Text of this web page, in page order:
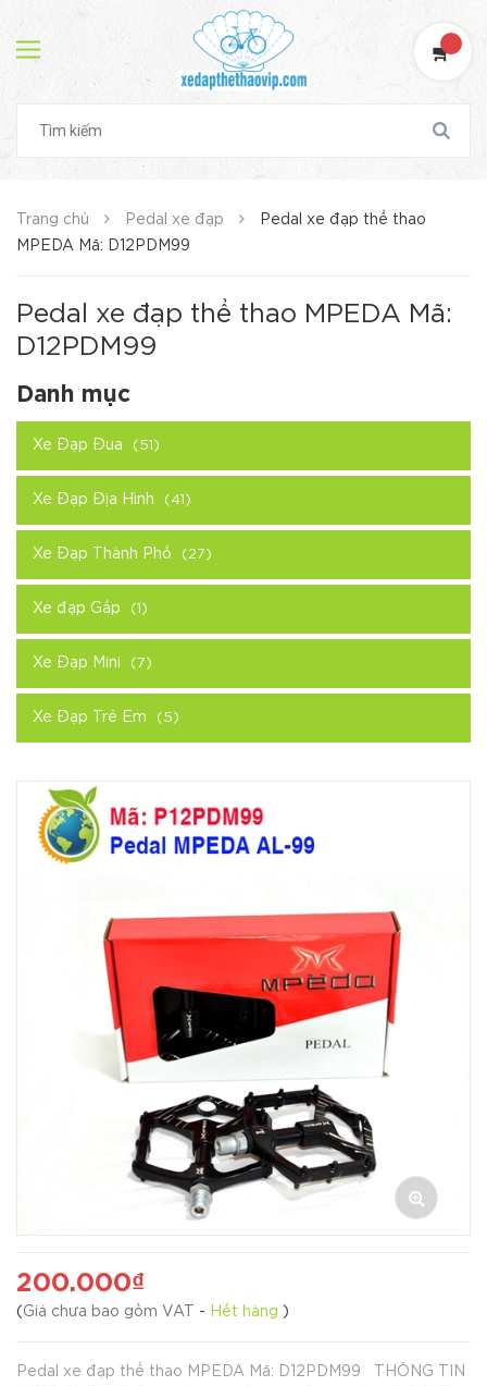
Trang chủ Pedal xe đạp
Pedal xe đạp thể thao
MPEDA Mã: D12PDM99
Pedal xe đạp thể thao MPEDA Mã:
D12PDM99
Danh mục
Xe Đạp Đua (51)
Xe Đạp Địa Hình (41)
Xe Đạp Thành Phố (27)
Xe đạp Gấp (1)
Xe Đạp Mini (7)
Xe Đạp Trẻ Em (5)
200.000₫
( Giá chưa bao gồm VAT - Hết hàng )
Pedal xe đạp thể thao MPEDA Mã: D12PDM99 THÔNG TIN